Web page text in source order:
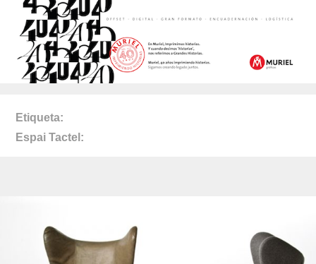
Etiqueta
Espai Tactel